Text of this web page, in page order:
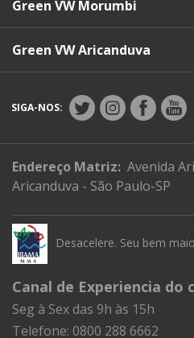
Green VW Morumbi
Green VW Aricanduva
SIGA-NOS:
Endereço Matriz: Avenida
Aricanduva - São Paulo-SP
Desacelere. Seu bem
Canal de Experiencia do
Seg à Sex das 9h às 15h
Telefone: 0800 288 6662